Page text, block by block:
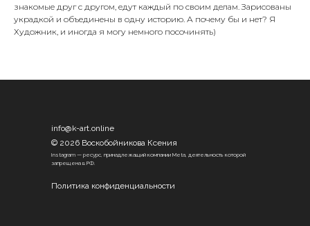
знакомые друг с другом, едут каждый по своим делам. Зарисованы
украдкой и объединены в одну историю. А почему бы и нет? Я
Художник, и иногда я могу немного посочинять)
Instagram — ресурс, принадлежащий компании Meta, деятельность которой
запрещена в РФ.
© 2026 Воскобойникова Ксения
info@k-art.online
Политика конфиденциальности